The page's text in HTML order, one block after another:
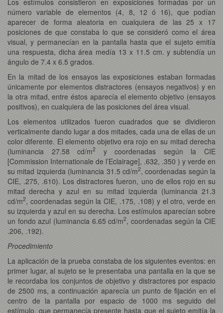
número variable de elementos (4, 8, 12 ó 16), que podían
aparecer de forma aleatoria en cualquiera de las 25 x 17
posiciones de que constaba lo que se consideró como el área
visual, y permanecían en la pantalla hasta que el sujeto emitía
una respuesta, dicha área medía 13 x 11.5 cm. y subtendía un
ángulo de 7.4 x 6.5 grados.
En la mitad de los ensayos las exposiciones estaban formadas
únicamente por elementos distractores (ensayos negativos) y en
la otra mitad, entre éstos aparecía el elemento objetivo (ensayos
positivos), en cualquiera de las posiciones del área visual.
Los elementos utilizados fueron cuadrados que se dividieron
verticalmente dando lugar a dos mitades, cada una de ellas de un
color diferente. El elemento objetivo era rojo en su mitad derecha
(luminancia 27.58 cd/m2
y coordenadas según la CIE
[Commission Internationale de l’Eclairage], .632, .350 ) y verde en
su mitad izquierda (luminancia 31.5 cd/m2, coordenadas según la
CIE, .275, .610). Los distractores fueron, uno de ellos rojo en su
mitad derecha y azul en su mitad izquierda (luminancia 21.3
cd/m2, coordenadas según la CIE, .175, .108) y el otro, verde en
su izquierda y azul en su derecha. Los estímulos aparecían sobre
un fondo azul (luminancia 6.65 cd/m2, coordenadas según la CIE
.206, .192).
Procedimiento
La aplicación de la prueba constaba de los siguientes eventos: en
primer lugar, al sujeto se le presentaba una pantalla en la que se
le recordaba los conjuntos de objetivo y distractores por espacio
de 2500 ms, a continuación aparecía un punto de fijación en el
centro de la pantalla por espacio de 1000 ms seguido del
estímulo, que permanecía presente hasta que el sujeto emitía la